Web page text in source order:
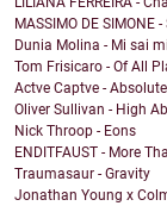
MASSIMO DE SIMONE
Dunia Molina - Mi sai
Tom Frisicaro - Of All
Actve Captve -
Oliver Sullivan - High
Nick Throop - Eons
ENDITFAUST - More
Traumasaur - Gravity
Jonathan Young x